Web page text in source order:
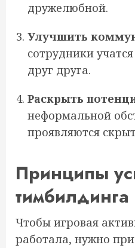
дружелюбной.
Улучшить
сотрудники
друг друга.
Раскрыть
неформальной
проявляются
Принципы
тимбилдинга
Чтобы игровая
работала, нужно